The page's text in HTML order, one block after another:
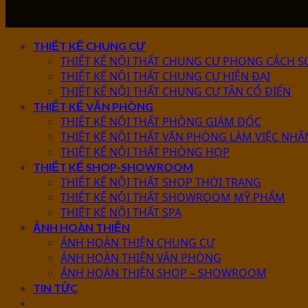
THIẾT KẾ CHUNG CƯ
THIẾT KẾ NỘI THẤT CHUNG CƯ PHONG CÁCH
THIẾT KẾ NỘI THẤT CHUNG CƯ HIỆN ĐẠI
THIẾT KẾ NỘI THẤT CHUNG CƯ TÂN CỔ ĐIỂN
THIẾT KẾ VĂN PHÒNG
THIẾT KẾ NỘI THẤT PHÒNG GIÁM ĐỐC
THIẾT KẾ NỘI THẤT VĂN PHÒNG LÀM VIỆC
THIẾT KẾ NỘI THẤT PHÒNG HỌP
THIẾT KẾ SHOP-SHOWROOM
THIẾT KẾ NỘI THẤT SHOP THỜI TRANG
THIẾT KẾ NỘI THẤT SHOWROOM MỸ PHẨM
THIẾT KẾ NỘI THẤT SPA
ẢNH HOÀN THIỆN
ẢNH HOÀN THIỆN CHUNG CƯ
ẢNH HOÀN THIỆN VĂN PHÒNG
ẢNH HOÀN THIỆN SHOP – SHOWROOM
TIN TỨC